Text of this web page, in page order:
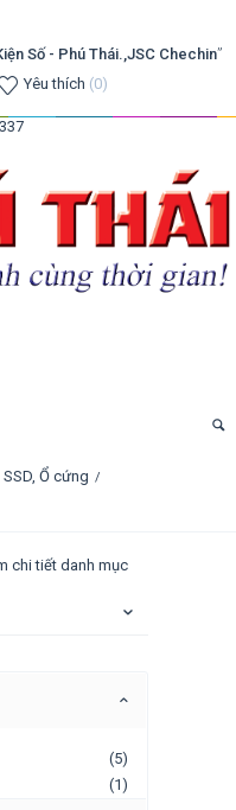
Số - Phú Thái.,JSC Chechin”
Yêu thích (0)
Ổ cứng /
chi tiết danh mục
(5)
(1)